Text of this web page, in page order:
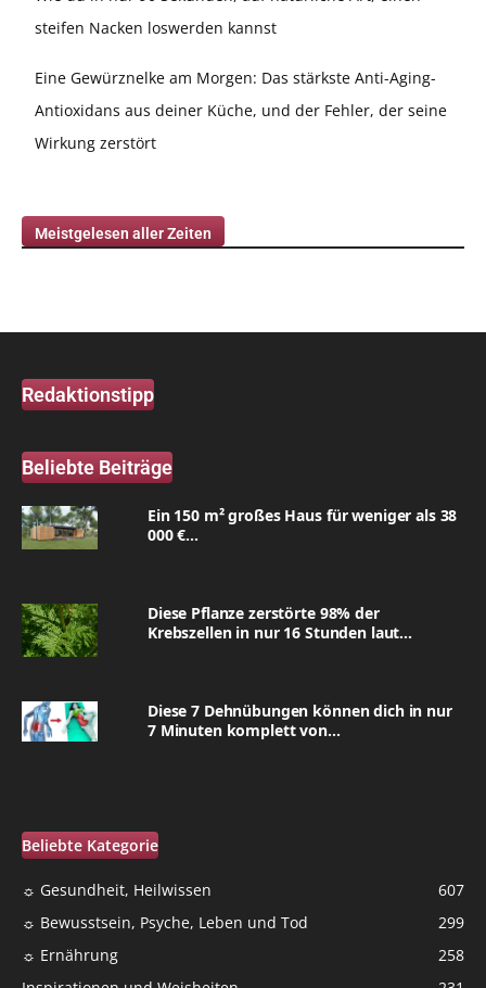
steifen Nacken loswerden kannst
Eine Gewürznelke am Morgen: Das stärkste Anti-Aging-
Antioxidans aus deiner Küche, und der Fehler, der seine
Wirkung zerstört
Meistgelesen aller Zeiten
Redaktionstipp
Beliebte Beiträge
Ein 150 m² großes Haus für weniger als 38
000 €...
Diese Pflanze zerstörte 98% der
Krebszellen in nur 16 Stunden laut...
Diese 7 Dehnübungen können dich in nur
7 Minuten komplett von...
Beliebte Kategorie
☼ Gesundheit, Heilwissen
607
☼ Bewusstsein, Psyche, Leben und Tod
299
☼ Ernährung
258